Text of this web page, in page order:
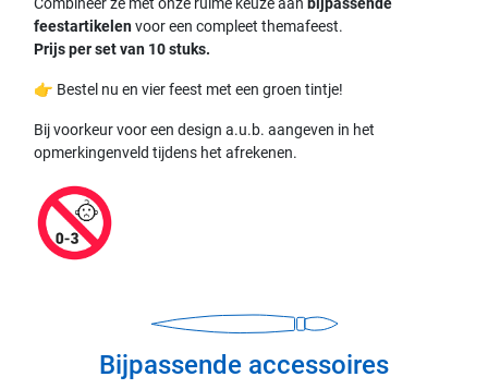
feestartikelenvoor een compleet themafeest.
Prijs per set van 10 stuks.
👉 Bestel nu en vier feest met een groen tintje!
Bij voorkeur voor een design a.u.b. aangeven in het
opmerkingenveld tijdens het afrekenen.
Bijpassende accessoires